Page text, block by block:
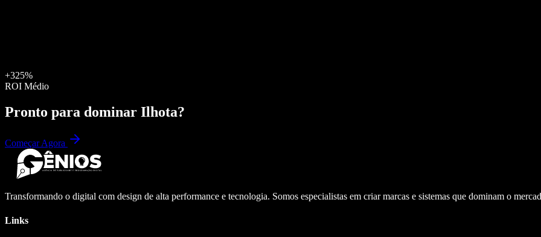
+325%
ROI Médio
Pronto para dominar Ilhota?
Começar Agora
Transformando o digital com design de alta performance e tecnologia. Somos especialistas em criar marcas e sistemas que dominam o
Links